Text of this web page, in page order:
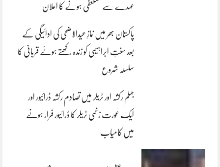
عہدے سے مستعفی ہونے کا اعلان
پاکستان بھر میں نمازِ عیدالاضحی کی ادائیگی کے
بعد سنتِ ابراہیمی کو زندہ رکھتے ہوئے قربانی کا
سلسلہ شروع
جہلم رکشہ اور ٹریلر میں تصادم رکشہ ڈرائیور اور
ایک عورت زخمی ٹریلر کا ڈرائیور فرار ہونے
میں کامیاب